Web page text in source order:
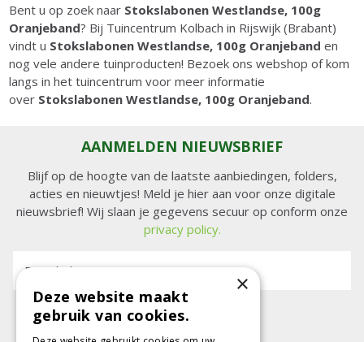
Bent u op zoek naar Stokslabonen Westlandse, 100g
Oranjeband? Bij Tuincentrum Kolbach in Rijswijk (Brabant)
vindt u Stokslabonen Westlandse, 100g Oranjeband en
nog vele andere tuinproducten! Bezoek ons webshop of kom
langs in het tuincentrum voor meer informatie
over Stokslabonen Westlandse, 100g Oranjeband.
AANMELDEN NIEUWSBRIEF
Blijf op de hoogte van de laatste aanbiedingen, folders,
acties en nieuwtjes! Meld je hier aan voor onze digitale
nieuwsbrief! Wij slaan je gegevens secuur op conform onze
privacy policy.
E-mailadres: ×
Deze website maakt
gebruik van cookies.